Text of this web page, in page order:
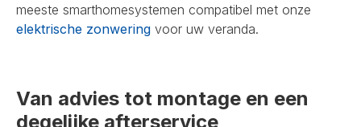
meeste smarthomesystemen compatibel met onze
elektrische zonwering voor uw veranda.
Van advies tot montage en een
degelijke afterservice